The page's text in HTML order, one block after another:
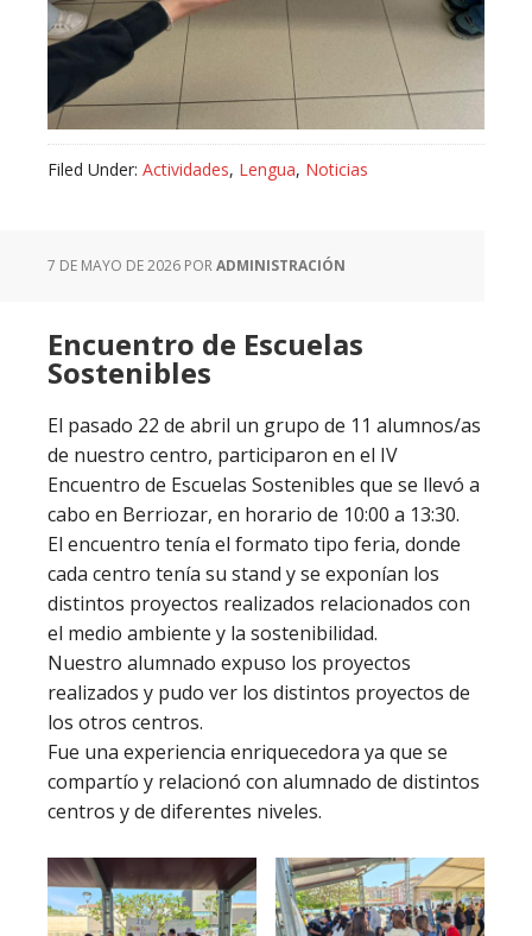
Filed Under: Actividades, Lengua, Noticias
7 DE MAYO DE 2026 PORADMINISTRACIÓN
Encuentro de Escuelas
Sostenibles
El pasado 22 de abril un grupo de 11 alumnos/as
de nuestro centro, participaron en el IV
Encuentro de Escuelas Sostenibles que se llevó a
cabo en Berriozar, en horario de 10:00 a 13:30.
El encuentro tenía el formato tipo feria, donde
cada centro tenía su stand y se exponían los
distintos proyectos realizados relacionados con
el medio ambiente y la sostenibilidad.
Nuestro alumnado expuso los proyectos
realizados y pudo ver los distintos proyectos de
los otros centros.
Fue una experiencia enriquecedora ya que se
compartío y relacionó con alumnado de distintos
centros y de diferentes niveles.